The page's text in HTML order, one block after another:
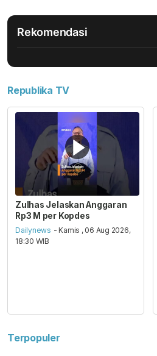
Rekomendasi
Republika TV
Zulhas Jelaskan Anggaran
Rp3 M per Kopdes
Dailynews - Kamis , 06 Aug 2026,
18:30 WIB
Terpopuler